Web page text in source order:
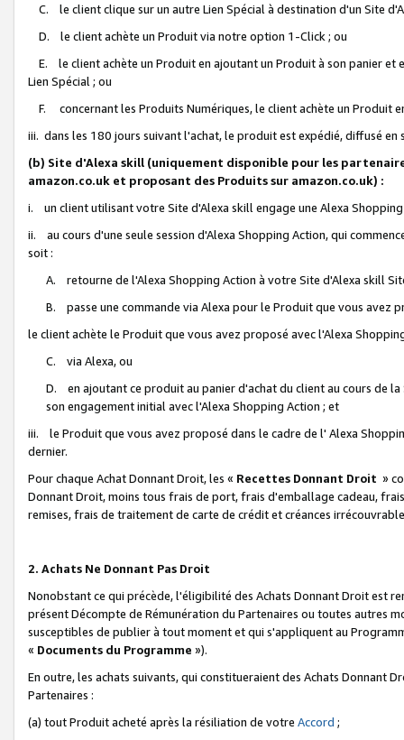
C. le client clique sur un autre Lien Spécial à destination d'un Site
D. le client achète un Produit via notre option 1-Click ; ou
E. le client achète un Produit en ajoutant un Produit à son panier et
Lien Spécial ; ou
F. concernant les Produits Numériques, le client achète un Produit
iii. dans les 180 jours suivant l'achat, le produit est expédié, diffusé
(b) Site d'Alexa skill (uniquement disponible pour les
amazon.co.uk et proposant des Produits sur amazon.co.uk) :
i. un client utilisant votre Site d'Alexa skill engage une Alexa
ii. au cours d'une seule session d'Alexa Shopping Action, qui
soit :
A. retourne de l'Alexa Shopping Action à votre Site d'Alexa skill
B. passe une commande via Alexa pour le Produit que vous avez
le client achète le Produit que vous avez proposé avec l'Alexa
C. via Alexa, ou
D. en ajoutant ce produit au panier d'achat du client au cours de
son engagement initial avec l'Alexa Shopping Action ; et
iii. le Produit que vous avez proposé dans le cadre de l' Alexa
dernier.
Pour chaque Achat Donnant Droit, les « Recettes Donnant Droit »
Donnant Droit, moins tous frais de port, frais d'emballage cadeau,
remises, frais de traitement de carte de crédit et créances
2. Achats Ne Donnant Pas Droit
Nonobstant ce qui précède, l'éligibilité des Achats Donnant Droit est
présent Décompte de Rémunération du Partenaires ou toutes autres
susceptibles de publier à tout moment et qui s'appliquent au
« Documents du Programme »).
En outre, les achats suivants, qui constitueraient des Achats Donnant
Partenaires :
(a) tout Produit acheté après la résiliation de votre Accord ;